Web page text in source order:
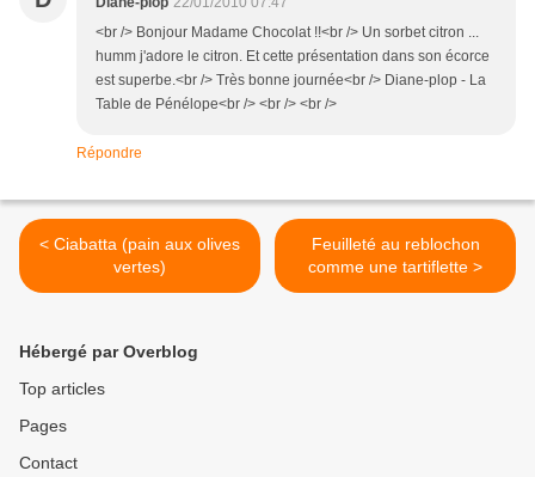
<br /> Bonjour Madame Chocolat !!<br /> Un sorbet citron ...
humm j'adore le citron. Et cette présentation dans son écorce
est superbe.<br /> Très bonne journée<br /> Diane-plop - La
Table de Pénélope<br /> <br /> <br />
Répondre
< Ciabatta (pain aux olives
vertes)
Feuilleté au reblochon
comme une tartiflette >
Hébergé par Overblog
Top articles
Pages
Contact